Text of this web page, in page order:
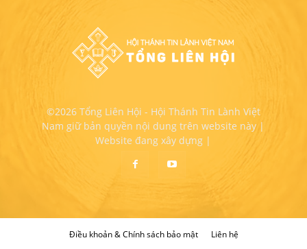
©2026 Tổng Liên Hội - Hội Thánh Tin Lành Việt
Nam giữ bản quyền nội dung trên website này |
Website đang xây dựng |
Điều khoản & Chính sách bảo mật Liên hệ